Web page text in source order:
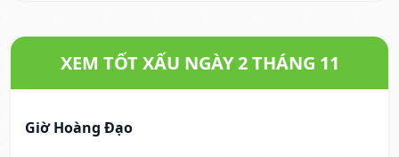
XEM TỐT XẤU NGÀY 2 THÁNG 11
Giờ Hoàng Đạo